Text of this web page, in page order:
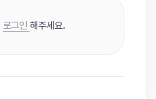
로그인 해주세요.